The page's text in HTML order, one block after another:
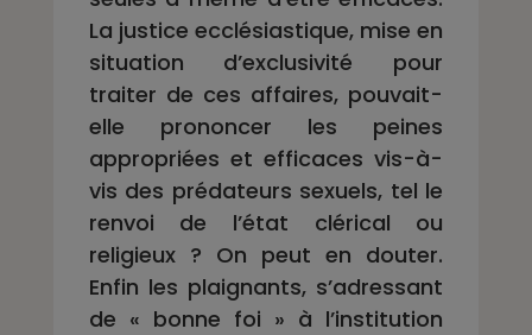
La justice ecclésiastique, mise en
situation d’exclusivité pour
traiter de ces affaires, pouvait-
elle prononcer les peines
appropriées et efficaces vis-à-
vis des prédateurs sexuels, tel le
renvoi de l’état clérical ou
religieux ? On peut en douter.
Enfin les plaignants, s’adressant
de « bonne foi » à l’institution